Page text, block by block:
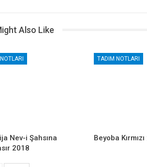
Also Like
Nev-i Şahsına
2018
TADIM NOTLARI
Beyoba